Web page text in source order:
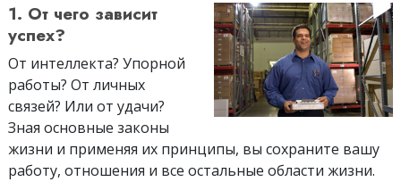
1. От чего зависит
успех?
От интеллекта? Упорной
работы? От личных
связей? Или от удачи?
Зная основные законы
жизни и применяя их принципы, вы сохраните вашу
работу, отношения и все остальные области жизни.